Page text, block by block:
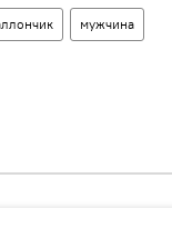
мужчина